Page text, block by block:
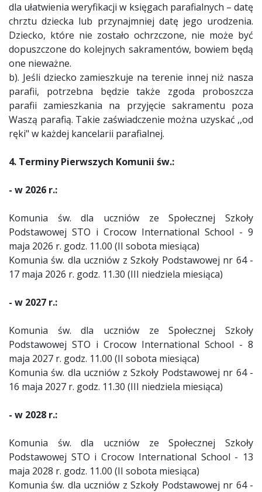
dla ułatwienia weryfikacji w księgach parafialnych – datę
chrztu dziecka lub przynajmniej datę jego urodzenia.
Dziecko, które nie zostało ochrzczone, nie może być
dopuszczone do kolejnych sakramentów, bowiem będą
one nieważne.
b). Jeśli dziecko zamieszkuje na terenie innej niż nasza
parafii, potrzebna będzie także zgoda proboszcza
parafii zamieszkania na przyjęcie sakramentu poza
Waszą parafią. Takie zaświadczenie można uzyskać ,,od
ręki" w każdej kancelarii parafialnej.
4. Terminy Pierwszych Komunii św.:
- w 2026 r.:
Komunia św. dla uczniów ze Społecznej Szkoły
Podstawowej STO i Crocow International School - 9
maja 2026 r. godz. 11.00 (II sobota miesiąca)
Komunia św. dla uczniów z Szkoły Podstawowej nr 64 -
17 maja 2026 r. godz. 11.30 (III niedziela miesiąca)
- w 2027 r.:
Komunia św. dla uczniów ze Społecznej Szkoły
Podstawowej STO i Crocow International School - 8
maja 2027 r. godz. 11.00 (II sobota miesiąca)
Komunia św. dla uczniów z Szkoły Podstawowej nr 64 -
16 maja 2027 r. godz. 11.30 (III niedziela miesiąca)
- w 2028 r.:
Komunia św. dla uczniów ze Społecznej Szkoły
Podstawowej STO i Crocow International School - 13
maja 2028 r. godz. 11.00 (II sobota miesiąca)
Komunia św. dla uczniów z Szkoły Podstawowej nr 64 -